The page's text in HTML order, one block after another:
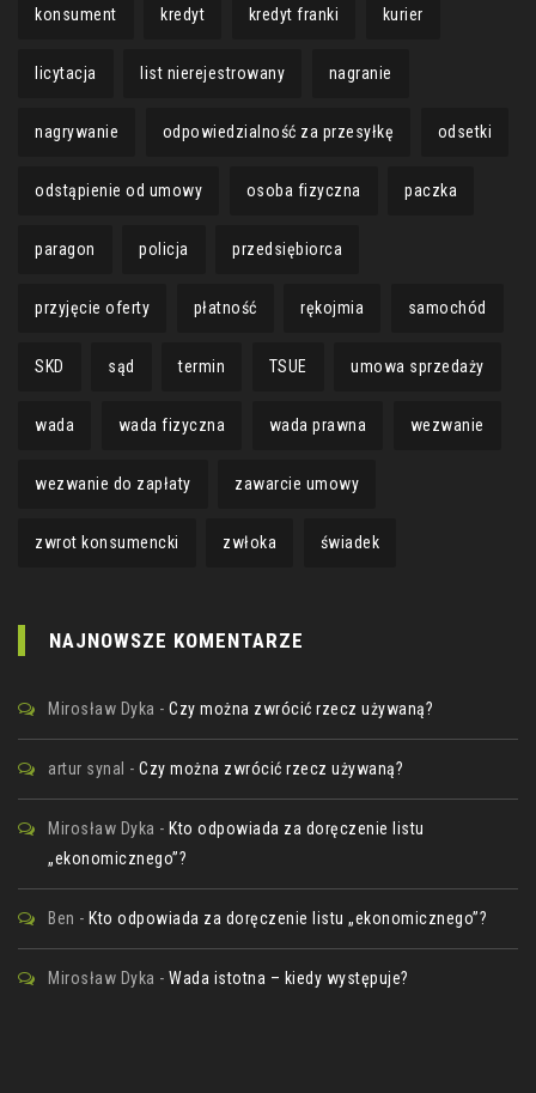
konsument kredyt kredyt franki kurier
licytacja list nierejestrowany nagranie
nagrywanie odpowiedzialność za przesyłkę odsetki
odstąpienie od umowy osoba fizyczna paczka
paragon policja przedsiębiorca
przyjęcie oferty płatność rękojmia samochód
SKD sąd termin TSUE umowa sprzedaży
wada wada fizyczna wada prawna wezwanie
wezwanie do zapłaty zawarcie umowy
zwrot konsumencki zwłoka świadek
NAJNOWSZE KOMENTARZE
Mirosław Dyka - Czy można zwrócić rzecz używaną?
artur synal - Czy można zwrócić rzecz używaną?
Mirosław Dyka - Kto odpowiada za doręczenie listu
„ekonomicznego”?
Ben - Kto odpowiada za doręczenie listu „ekonomicznego”?
Mirosław Dyka - Wada istotna – kiedy występuje?